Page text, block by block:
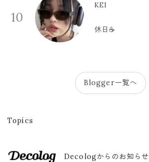
10
KEI
休日☕️
Blogger一覧へ
Topics
Decologからのお知らせ